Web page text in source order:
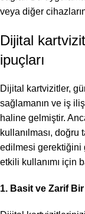
veya diğer
Dijital
ipuçları
Dijital kartvizitler,
sağlamanın ve iş
haline gelmiştir.
kullanılması, doğru
edilmesi gerektiğini
etkili kullanımı için
1. Basit ve Zarif Bir